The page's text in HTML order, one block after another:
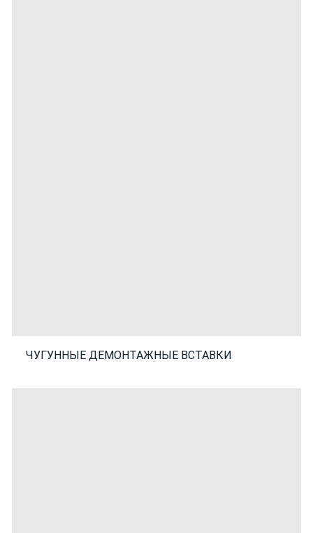
ЧУГУННЫЕ ДЕМОНТАЖНЫЕ ВСТАВКИ